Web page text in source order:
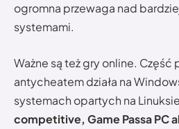
ogromna przewaga nad
systemami.
Ważne są też gry online. Część
antycheatem działa na
systemach opartych na
competitive, Game Passa PC